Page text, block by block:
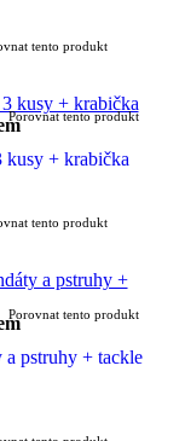
tento produkt
Porovnat tento produkt
kusy + krabička
tento produkt
Porovnat tento produkt
a pstruhy + tackle